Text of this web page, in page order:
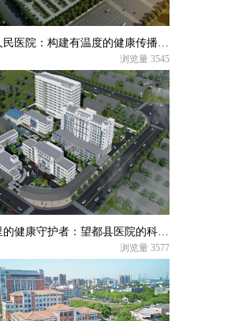
黄骅市人民医院：构建有温度的健康传播体系
浏览量 3545
小县城里的健康守护者：望都县医院的科普创新之路
浏览量 3577